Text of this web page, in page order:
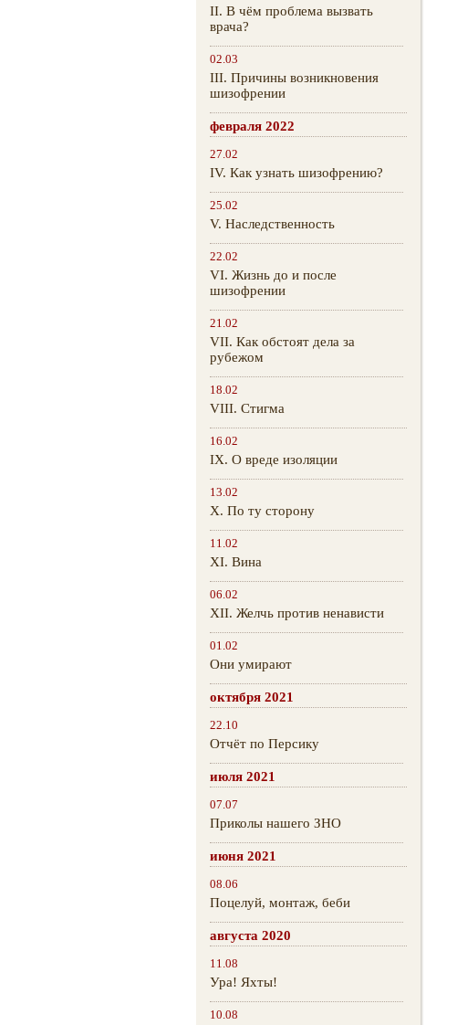
II. В чём проблема вызвать
врача?
02.03
III. Причины возникновения
шизофрении
февраля 2022
27.02
IV. Как узнать шизофрению?
25.02
V. Наследственность
22.02
VI. Жизнь до и после
шизофрении
21.02
VII. Как обстоят дела за
рубежом
18.02
VIII. Стигма
16.02
IX. О вреде изоляции
13.02
Х. По ту сторону
11.02
XI. Вина
06.02
XII. Желчь против ненависти
01.02
Они умирают
октября 2021
22.10
Отчёт по Персику
июля 2021
07.07
Приколы нашего ЗНО
июня 2021
08.06
Поцелуй, монтаж, беби
августа 2020
11.08
Ура! Яхты!
10.08